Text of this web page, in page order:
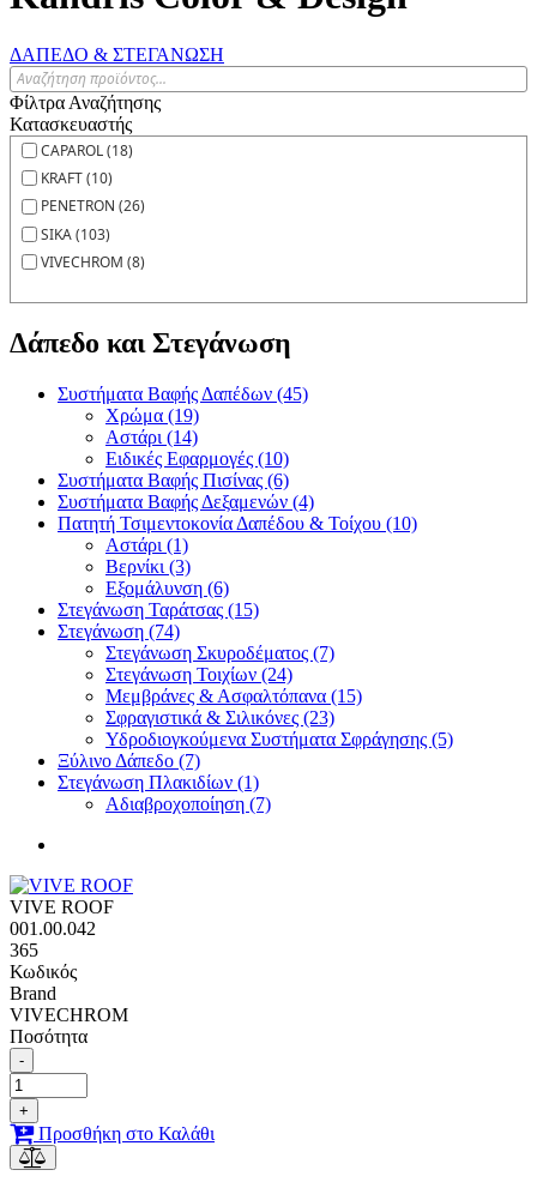
ΔΑΠΕΔΟ & ΣΤΕΓΑΝΩΣΗ
Φίλτρα Αναζήτησης
Κατασκευαστής
CAPAROL (18)
KRAFT (10)
PENETRON (26)
SIKA (103)
VIVECHROM (8)
Δάπεδο και Στεγάνωση
Συστήματα Βαφής Δαπέδων (45)
Χρώμα (19)
Αστάρι (14)
Ειδικές Εφαρμογές (10)
Συστήματα Βαφής Πισίνας (6)
Συστήματα Βαφής Δεξαμενών (4)
Πατητή Τσιμεντοκονία Δαπέδου & Τοίχου (10)
Αστάρι (1)
Βερνίκι (3)
Εξομάλυνση (6)
Στεγάνωση Ταράτσας (15)
Στεγάνωση (74)
Στεγάνωση Σκυροδέματος (7)
Στεγάνωση Τοιχίων (24)
Μεμβράνες & Ασφαλτόπανα (15)
Σφραγιστικά & Σιλικόνες (23)
Υδροδιογκούμενα Συστήματα Σφράγησης (5)
Ξύλινο Δάπεδο (7)
Στεγάνωση Πλακιδίων (1)
Αδιαβροχοποίηση (7)
VIVE ROOF
001.00.042
365
Κωδικός
Brand
VIVECHROM
Ποσότητα
-
+
Προσθήκη στο Καλάθι